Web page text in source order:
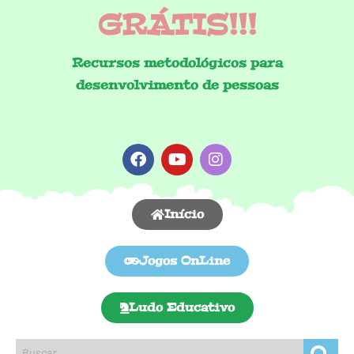
GRÁTIS!!!
Recursos metodológicos para
desenvolvimento de pessoas
Início
Jogos OnLine
Ludo Educativo